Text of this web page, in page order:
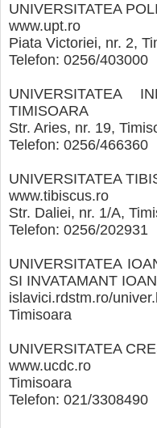
UNIVERSITATEA
www.upt.ro
Piata Victoriei, nr. 2,
Telefon: 0256/403000
UNIVERSITATEA
TIMISOARA
Str. Aries, nr. 19,
Telefon: 0256/466360
UNIVERSITATEA
www.tibiscus.ro
Str. Daliei, nr. 1/A,
Telefon: 0256/202931
UNIVERSITATEA
SI INVATAMANT
islavici.rdstm.ro/
Timisoara
UNIVERSITATEA
www.ucdc.ro
Timisoara
Telefon: 021/3308490